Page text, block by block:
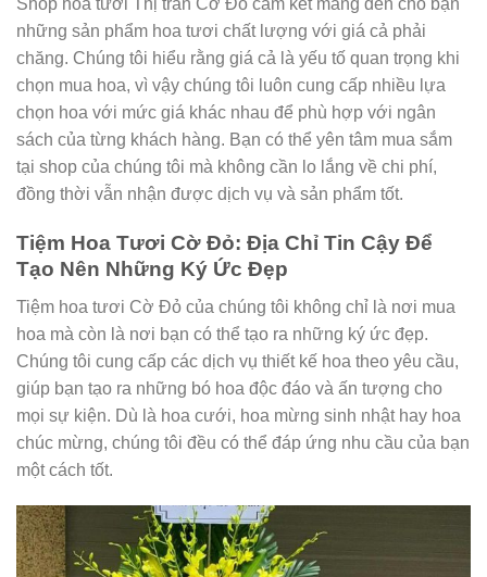
Shop hoa tươi Thị trấn Cờ Đỏ cam kết mang đến cho bạn
những sản phẩm hoa tươi chất lượng với giá cả phải
chăng. Chúng tôi hiểu rằng giá cả là yếu tố quan trọng khi
chọn mua hoa, vì vậy chúng tôi luôn cung cấp nhiều lựa
chọn hoa với mức giá khác nhau để phù hợp với ngân
sách của từng khách hàng. Bạn có thể yên tâm mua sắm
tại shop của chúng tôi mà không cần lo lắng về chi phí,
đồng thời vẫn nhận được dịch vụ và sản phẩm tốt.
Tiệm Hoa Tươi Cờ Đỏ: Địa Chỉ Tin Cậy Để
Tạo Nên Những Ký Ức Đẹp
Tiệm hoa tươi Cờ Đỏ của chúng tôi không chỉ là nơi mua
hoa mà còn là nơi bạn có thể tạo ra những ký ức đẹp.
Chúng tôi cung cấp các dịch vụ thiết kế hoa theo yêu cầu,
giúp bạn tạo ra những bó hoa độc đáo và ấn tượng cho
mọi sự kiện. Dù là hoa cưới, hoa mừng sinh nhật hay hoa
chúc mừng, chúng tôi đều có thể đáp ứng nhu cầu của bạn
một cách tốt.